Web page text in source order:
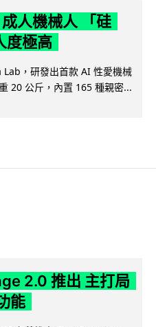
人機械人 「硅
度極高
，研發出首款 AI 性愛機械
20 公斤，內置 165 種親密...
2.0 推出 主打局
能